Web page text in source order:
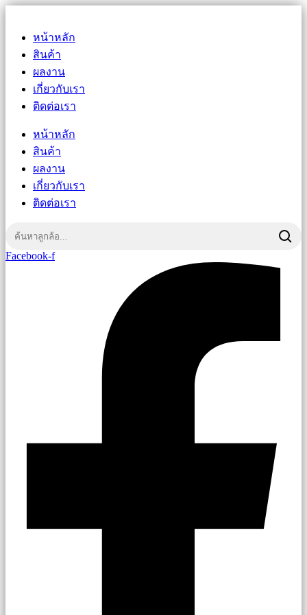
หน้าหลัก
สินค้า
ผลงาน
เกี่ยวกับเรา
ติดต่อเรา
หน้าหลัก
สินค้า
ผลงาน
เกี่ยวกับเรา
ติดต่อเรา
Facebook-f